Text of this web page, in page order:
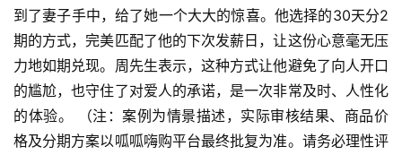
到了妻子手中，给了她一个大大的惊喜。他选择的30天分2
期的方式，完美匹配了他的下次发薪日，让这份心意毫无压
力地如期兑现。周先生表示，这种方式让他避免了向人开口
的尴尬，也守住了对爱人的承诺，是一次非常及时、人性化
的体验。 （注：案例为情景描述，实际审核结果、商品价
格及分期方案以呱呱嗨购平台最终批复为准。请务必理性评